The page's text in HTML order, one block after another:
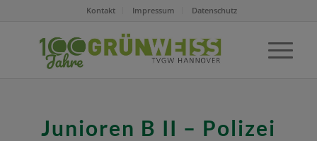
Kontakt Impressum Datenschutz
Junioren B II – Polizei